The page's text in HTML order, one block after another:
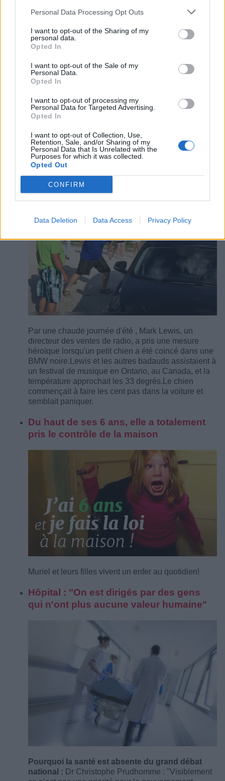
Personal Data Processing Opt Outs
I want to opt-out of the Sharing of my
personal data.
Opted In
I want to opt-out of the Sale of my
Personal Data.
Opted In
I want to opt-out of processing my
Personal Data for Targeted Advertising.
Opted In
I want to opt-out of Collection, Use,
Retention, Sale, and/or Sharing of my
Personal Data that Is Unrelated with the
Purposes for which it was collected.
Opted Out
CONFIRM
Data Deletion Data Access Privacy Policy
chocolatés Kinder fabriqués en Belgique en raison
d’un lien
assure« collabore[r] avec les autorités publiques »
La direction générale de la concurrence, de la
consommation et de la répression des fraudes
(DGCCRF) a précisé que 21 cas de salmonellose
avaient été signalés sur le territoire.
« Huit d’entre
eux ont été hospitalisés et sont tous rentrés à
4 ans »,détaillent les autorités.
Des spectateurs filment un homme qui
risque d'être arrêté et casse une fenêtre
pour sauver un chien coincé dans une
voiture surchauffée
Par une chaude journée d'été , Mark Lewis, un
directeur des ventes de radio, a pris une mesure
héroïque lorsqu'un petit chien a été coincé dans une
BMW noire. Lewis et les autres badauds assistaient à
un festival de musique en Ontario, au Canada, et la
température approchait les 33 degrés. Le chien
commençait à faire les cent pas dans la voiture et
semblait paniquer.
Du haut de ses 6 ans, elle a totalement
pris le contrôle de la maison
Muriel et leurs filles vivent un enfer au quotidien!
Hôpital : "On est dirigés par des gens
qui n'ont plus aucune valeur humaine"
Pourquoi la santé est absente du grand débat
national : Dr Christophe Prudhomme : "Visiblement